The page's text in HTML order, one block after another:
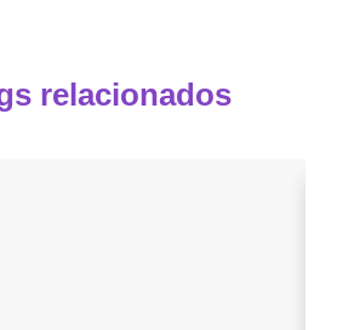
relacionados